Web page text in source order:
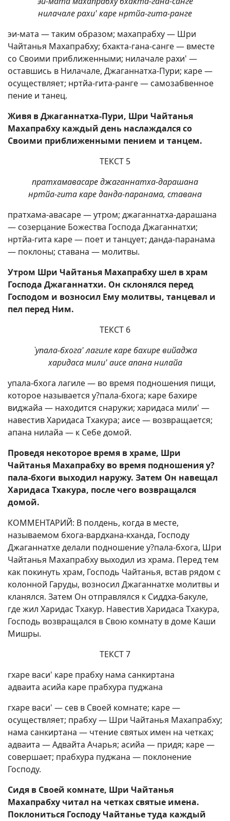
нилачале рахи' каре нртйа-гита-ранге
эи-мата — таким образом; махапрабху — Шри
Чайтанья Махапрабху; бхакта-гана-санге — вместе
со Своими приближенными; нилачале рахи' —
оставшись в Нилачале, Джаганнатха-Пури; каре —
осуществляет; нртйа-гита-ранге — самозабвенное
пение и танец.
Живя в Джаганнатха-Пури, Шри Чайтанья
Махапрабху каждый день наслаждался со
Своими приближенными пением и танцем.
ТЕКСТ 5
пратхамавасаре джаганнатха-дарашана
нртйа-гита каре данда-паранама, ставана
пратхама-авасаре — утром; джаганнатха-дарашана
— созерцание Божества Господа Джаганнатхи;
нртйа-гита каре — поет и танцует; данда-паранама
— поклоны; ставана — молитвы.
Утром Шри Чайтанья Махапрабху шел в храм
Господа Джаганнатхи. Он склонялся перед
Господом и возносил Ему молитвы, танцевал и
пел перед Ним.
ТЕКСТ 6
`упала-бхога' лагиле каре бахире вийаджа
харидаса мили' аисе апана нилайа
упала-бхога лагиле — во время подношения пищи,
которое называется у?пала-бхога; каре бахире
виджайа — находится снаружи; харидаса мили' —
навестив Харидаса Тхакура; аисе — возвращается;
апана нилайа — к Себе домой.
Проведя некоторое время в храме, Шри
Чайтанья Махапрабху во время подношения у?
пала-бхоги выходил наружу. Затем Он навещал
Харидаса Тхакура, после чего возвращался
домой.
КОММЕНТАРИЙ: В полдень, когда в месте,
называемом бхога-вардхана-кханда, Господу
Джаганнатхе делали подношение у?пала-бхога, Шри
Чайтанья Махапрабху выходил из храма. Перед тем
как покинуть храм, Господь Чайтанья, встав рядом с
колонной Гаруды, возносил Джаганнатхе молитвы и
кланялся. Затем Он отправлялся к Сиддха-бакуле,
где жил Харидас Тхакур. Навестив Харидаса Тхакура,
Господь возвращался в Свою комнату в доме Каши
Мишры.
ТЕКСТ 7
гхаре васи' каре прабху нама санкиртана
адваита асийа каре прабхура пуджана
гхаре васи' — сев в Своей комнате; каре —
осуществляет; прабху — Шри Чайтанья Махапрабху;
нама санкиртана — чтение святых имен на четках;
адваита — Адвайта Ачарья; асийа — придя; каре —
совершает; прабхура пуджана — поклонение
Господу.
Сидя в Своей комнате, Шри Чайтанья
Махапрабху читал на четках святые имена.
Поклониться Господу Чайтанье туда каждый